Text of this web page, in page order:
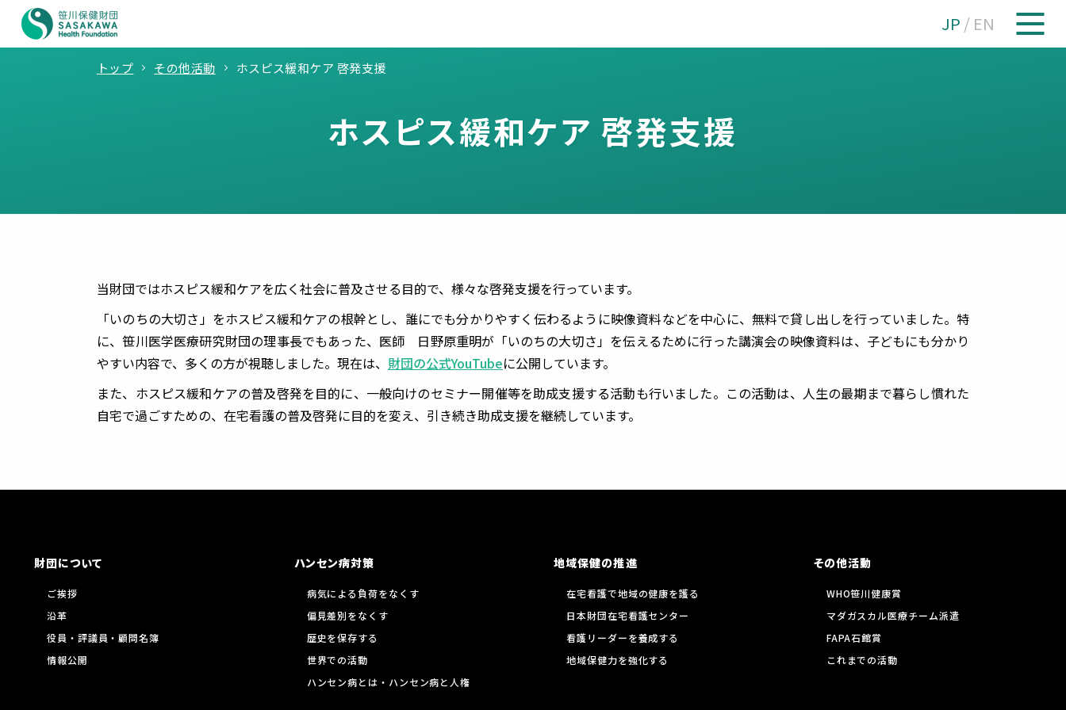
JP / EN
トップ その他活動 ホスピス緩和ケア 啓発支援
ホスピス緩和ケア 啓発支援
当財団ではホスピス緩和ケアを広く社会に普及させる目的で、様々な啓発支援を行っています。
「いのちの大切さ」をホスピス緩和ケアの根幹とし、誰にでも分かりやすく伝わるように映像資料などを中心に、無料で貸し出しを行っていました。特
に、笹川医学医療研究財団の理事長でもあった、医師 日野原重明が「いのちの大切さ」を伝えるために行った講演会の映像資料は、子どもにも分かり
やすい内容で、多くの方が視聴しました。現在は、 財団の公式YouTubeに公開しています。
また、ホスピス緩和ケアの普及啓発を目的に、一般向けのセミナー開催等を助成支援する活動も行いました。この活動は、人生の最期まで暮らし慣れた
自宅で過ごすための、在宅看護の普及啓発に目的を変え、引き続き助成支援を継続しています。
財団について
ご挨拶
沿革
役員・評議員・顧問名簿
情報公開
ハンセン病対策
病気による負荷をなくす
偏見差別をなくす
歴史を保存する
世界での活動
ハンセン病とは・ハンセン病と人権
地域保健の推進
在宅看護で地域の健康を護る
日本財団在宅看護センター
看護リーダーを養成する
地域保健力を強化する
その他活動
WHO笹川健康賞
マダガスカル医療チーム派遣
FAPA石館賞
これまでの活動